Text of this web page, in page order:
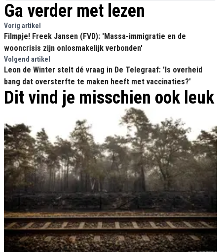
Ga verder met lezen
Vorig artikel
Filmpje! Freek Jansen (FVD): 'Massa-immigratie en de
wooncrisis zijn onlosmakelijk verbonden'
Volgend artikel
Leon de Winter stelt dé vraag in De Telegraaf: 'Is overheid
bang dat oversterfte te maken heeft met vaccinaties?'
Dit vind je misschien ook leuk